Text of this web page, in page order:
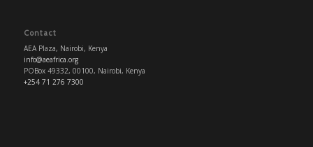
Contact
AEA Plaza, Nairobi, Kenya
info@aeafrica.org
POBox 49332, 00100, Nairobi, Kenya
+254 71 276 7300